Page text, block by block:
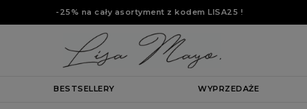
-25% na cały asortyment z kodem LISA25 !
BESTSELLERY WYPRZEDAŻE